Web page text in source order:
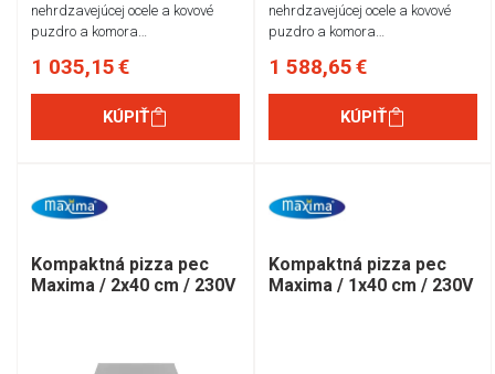
nehrdzavejúcej ocele a kovové
puzdro a komora…
1 035,15 €
KÚPIŤ
nehrdzavejúcej ocele a kovové
puzdro a komora…
1 588,65 €
KÚPIŤ
Kompaktná pizza pec
Maxima / 2x40 cm / 230V
Kompaktná pizza pec
Maxima / 1x40 cm / 230V